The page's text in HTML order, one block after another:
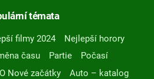
témata
filmy 2024
Nejlepší horory
času Partie
Počasí
Nové začátky
Auto – katalog